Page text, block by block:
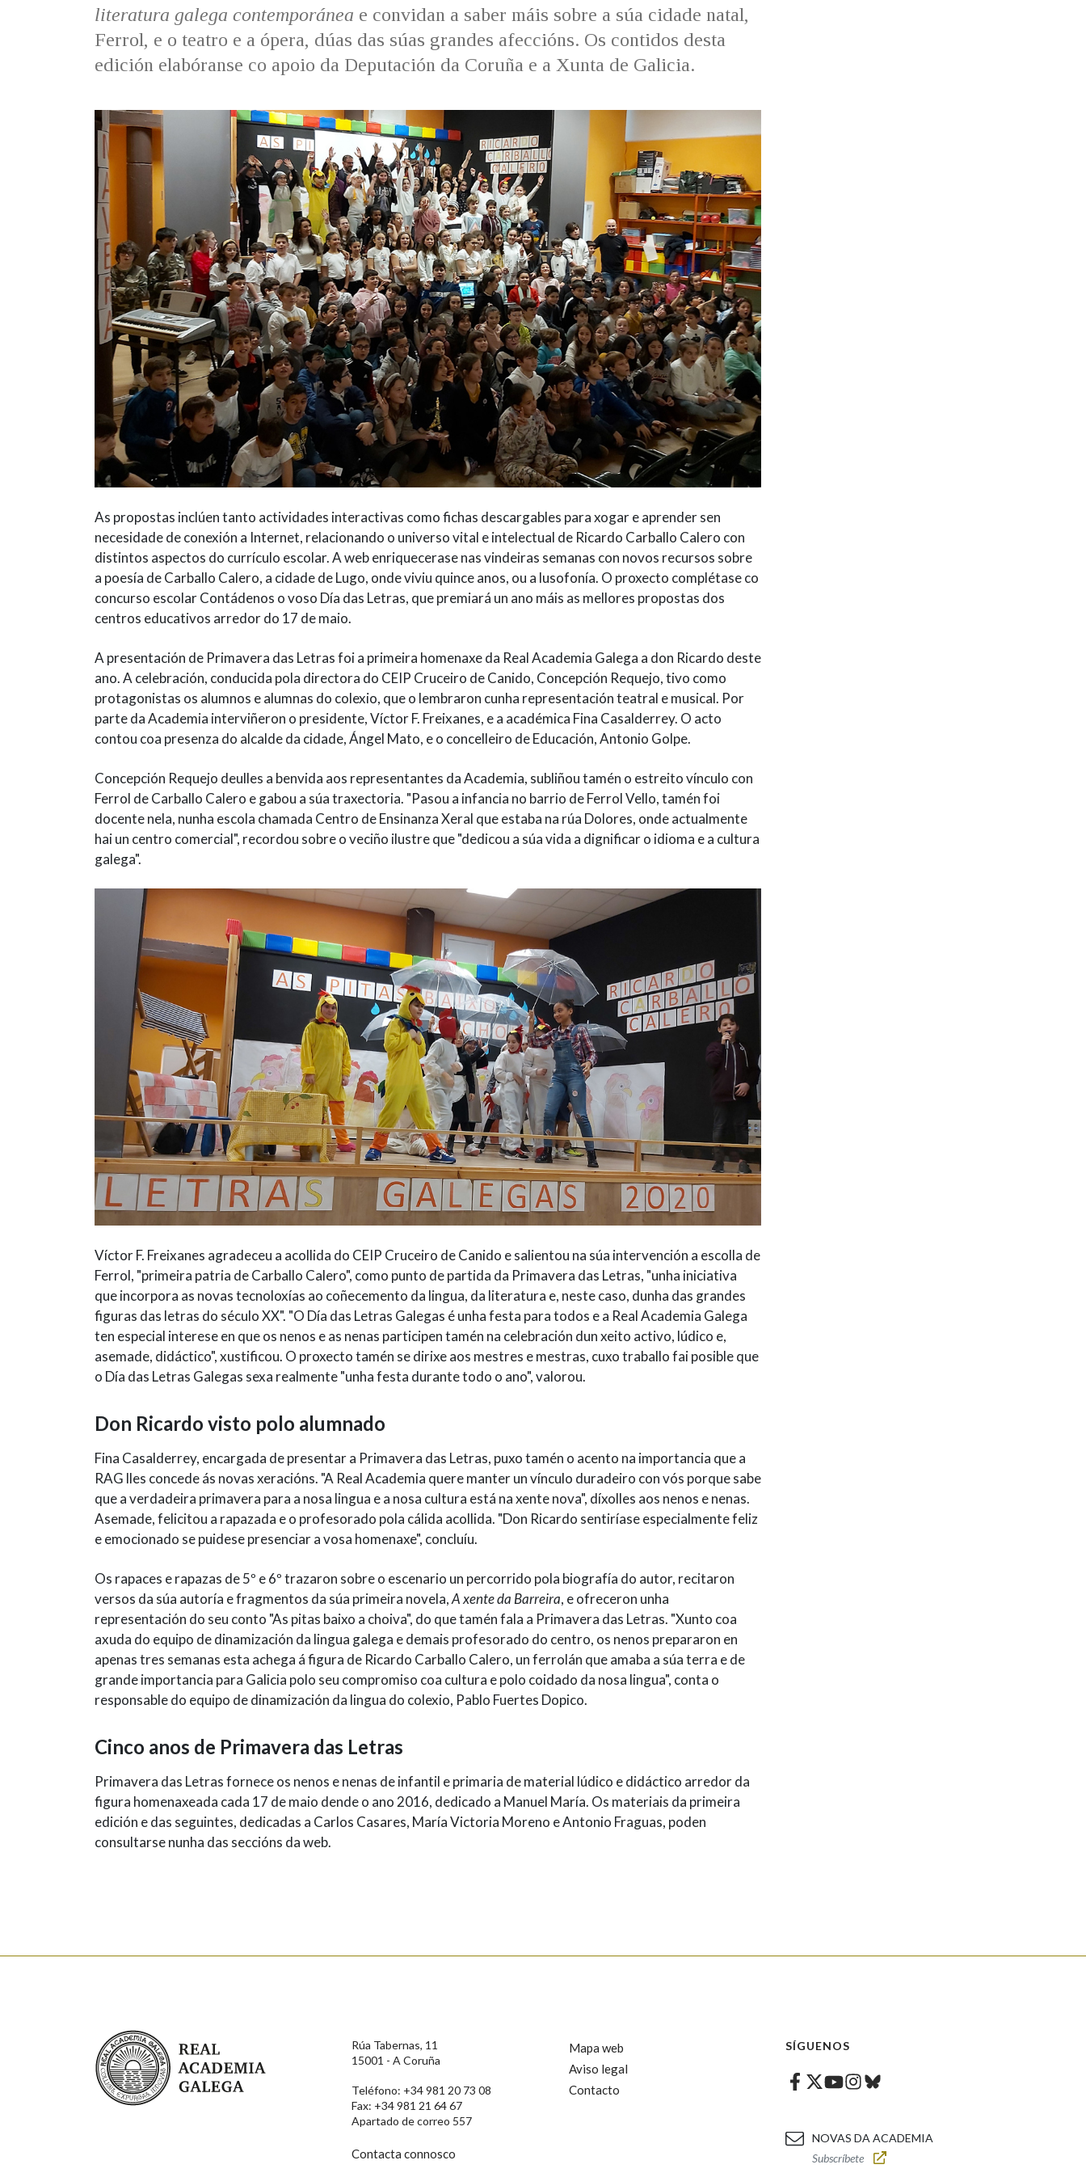
literatura galega contemporánea e convidan a saber máis sobre a súa cidade natal,
Ferrol, e o teatro e a ópera, dúas das súas grandes afeccións. Os contidos desta
edición elabóranse co apoio da Deputación da Coruña e a Xunta de Galicia.
As propostas inclúen tanto actividades interactivas como fichas descargables para xogar e aprender sen
necesidade de conexión a Internet, relacionando o universo vital e intelectual de Ricardo Carballo Calero con
distintos aspectos do currículo escolar. A web enriquecerase nas vindeiras semanas con novos recursos sobre
a poesía de Carballo Calero, a cidade de Lugo, onde viviu quince anos, ou a lusofonía. O proxecto complétase co
concurso escolar Contádenos o voso Día das Letras, que premiará un ano máis as mellores propostas dos
centros educativos arredor do 17 de maio.
A presentación de Primavera das Letras foi a primeira homenaxe da Real Academia Galega a don Ricardo deste
ano. A celebración, conducida pola directora do CEIP Cruceiro de Canido, Concepción Requejo, tivo como
protagonistas os alumnos e alumnas do colexio, que o lembraron cunha representación teatral e musical. Por
parte da Academia interviñeron o presidente, Víctor F. Freixanes, e a académica Fina Casalderrey. O acto
contou coa presenza do alcalde da cidade, Ángel Mato, e o concelleiro de Educación, Antonio Golpe.
Concepción Requejo deulles a benvida aos representantes da Academia, subliñou tamén o estreito vínculo con
Ferrol de Carballo Calero e gabou a súa traxectoria. "Pasou a infancia no barrio de Ferrol Vello, tamén foi
docente nela, nunha escola chamada Centro de Ensinanza Xeral que estaba na rúa Dolores, onde actualmente
hai un centro comercial", recordou sobre o veciño ilustre que "dedicou a súa vida a dignificar o idioma e a cultura
galega".
Víctor F. Freixanes agradeceu a acollida do CEIP Cruceiro de Canido e salientou na súa intervención a escolla de
Ferrol, "primeira patria de Carballo Calero", como punto de partida da Primavera das Letras, "unha iniciativa
que incorpora as novas tecnoloxías ao coñecemento da lingua, da literatura e, neste caso, dunha das grandes
figuras das letras do século XX". "O Día das Letras Galegas é unha festa para todos e a Real Academia Galega
ten especial interese en que os nenos e as nenas participen tamén na celebración dun xeito activo, lúdico e,
asemade, didáctico", xustificou. O proxecto tamén se dirixe aos mestres e mestras, cuxo traballo fai posible que
o Día das Letras Galegas sexa realmente "unha festa durante todo o ano", valorou.
Don Ricardo visto polo alumnado
Fina Casalderrey, encargada de presentar a Primavera das Letras, puxo tamén o acento na importancia que a
RAG lles concede ás novas xeracións. "A Real Academia quere manter un vínculo duradeiro con vós porque sabe
que a verdadeira primavera para a nosa lingua e a nosa cultura está na xente nova", díxolles aos nenos e nenas.
Asemade, felicitou a rapazada e o profesorado pola cálida acollida. "Don Ricardo sentiríase especialmente feliz
e emocionado se puidese presenciar a vosa homenaxe", concluíu.
Os rapaces e rapazas de 5º e 6º trazaron sobre o escenario un percorrido pola biografía do autor, recitaron
versos da súa autoría e fragmentos da súa primeira novela,A xente da Barreira, e ofreceron unha
representación do seu conto "As pitas baixo a choiva", do que tamén fala a Primavera das Letras. "Xunto coa
axuda do equipo de dinamización da lingua galega e demais profesorado do centro, os nenos prepararon en
apenas tres semanas esta achega á figura de Ricardo Carballo Calero, un ferrolán que amaba a súa terra e de
grande importancia para Galicia polo seu compromiso coa cultura e polo coidado da nosa lingua", conta o
responsable do equipo de dinamización da lingua do colexio, Pablo Fuertes Dopico.
Cinco anos de Primavera das Letras
Primavera das Letras fornece os nenos e nenas de infantil e primaria de material lúdico e didáctico arredor da
figura homenaxeada cada 17 de maio dende o ano 2016, dedicado a Manuel María. Os materiais da primeira
edición e das seguintes, dedicadas a Carlos Casares, María Victoria Moreno e Antonio Fraguas, poden
consultarse nunha das seccións da web.
Real Academia Galega
Rúa Tabernas, 11
15001 - A Coruña
Teléfono: +34 981 20 73 08
Fax: +34 981 21 64 67
Apartado de correo 557
Contacta connosco
Mapa web
Aviso legal
Contacto
SÍGUENOS
Facebook
Twitter
Youtube
Instagram
Bluesky
NOVAS DA ACADEMIA
Subscríbete